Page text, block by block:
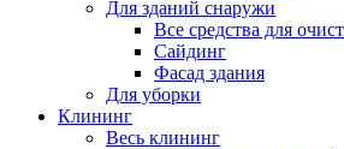
Для зданий снаружи
Все средства для
Сайдинг
Фасад здания
Для уборки
Клининг
Весь клининг